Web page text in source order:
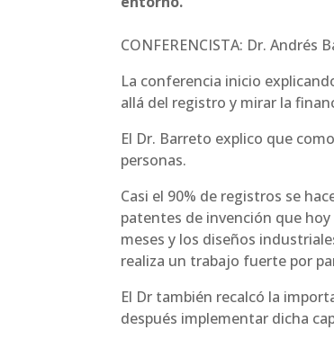
CONFERENCISTA: Dr.
La conferencia inicio
allá del registro y mirar la
El Dr. Barreto explico que
personas.
Casi el 90% de registros se
patentes de invención que
meses y los diseños
realiza un trabajo fuerte por
El Dr también recalcó la
después implementar dicha